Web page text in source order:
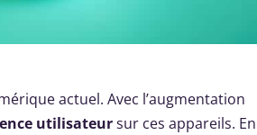
actuel. Avec l’augmentation
utilisateursur ces appareils. En